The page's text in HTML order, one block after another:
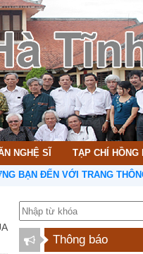
NGHỆ SĨ TẠP CHÍ HỒNG
ĐẾN VỚI TRANG THÔNG
Thông báo